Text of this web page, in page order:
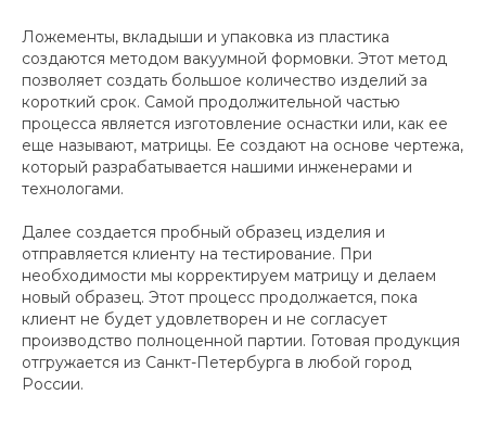
Ложементы, вкладыши и упаковка из пластика
создаются методом вакуумной формовки. Этот метод
позволяет создать большое количество изделий за
короткий срок. Самой продолжительной частью
процесса является изготовление оснастки или, как ее
еще называют, матрицы. Ее создают на основе чертежа,
который разрабатывается нашими инженерами и
технологами.
Далее создается пробный образец изделия и
отправляется клиенту на тестирование. При
необходимости мы корректируем матрицу и делаем
новый образец. Этот процесс продолжается, пока
клиент не будет удовлетворен и не согласует
производство полноценной партии. Готовая продукция
отгружается из Санкт-Петербурга в любой город
России.